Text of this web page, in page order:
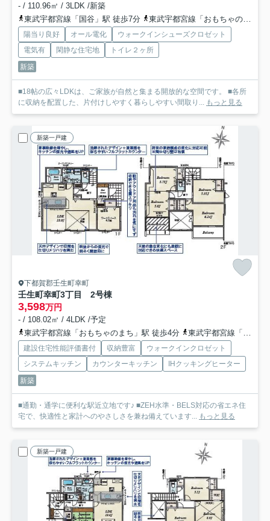
- / 110.96㎡ / 3LDK /新築
東武宇都宮線「国谷」駅 徒歩7分
東武宇都宮線「おもちゃのまち」駅 徒歩23分
陽当り良好 オール電化
ウォークインシューズクロゼット
電気有
閑静な住宅地
トイレ２ヶ所
新築
■18帖の広々LDKは、ご家族が自然と集まる開放的な空間です。 ■各所
に収納を配置した、片付けしやすく暮らしやすい間取り... もっと見る
新築一戸建
下都賀郡壬生町幸町
壬生町幸町3丁目 2号棟
3,598万円
- / 108.02㎡ / 4LDK /予定
東武宇都宮線「おもちゃのまち」駅 徒歩4分
東武宇都宮線「国谷」駅 徒歩27分
建設住宅性能評価書付 収納豊富
ウォークインクロゼット
システムキッチン
カウンターキッチン
IHクッキングヒーター
新築
■通勤・通学に便利な駅近立地です♪ ■ZEH水準・BELS対応の省エネ住
宅で、快適性と家計へのやさしさを兼ね備えています... もっと見る
新築一戸建